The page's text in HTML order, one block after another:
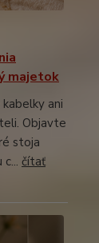
majetok
ani
Objavte
stoja
čítať